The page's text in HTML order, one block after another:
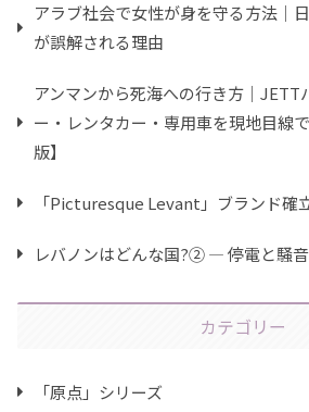
アラブ社会で女性が身を守る方法｜
が誤解される理由
アンマンから死海への行き方｜
ー・レンタカー・専用車を現地目線
版】
「Picturesque Levant」ブランド確
レバノンはどんな国?② ― 停電と騒
カテゴリー
「原点」シリーズ